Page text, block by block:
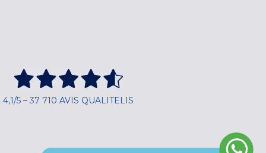
4,1/5 – 37 710 AVIS QUALITELIS